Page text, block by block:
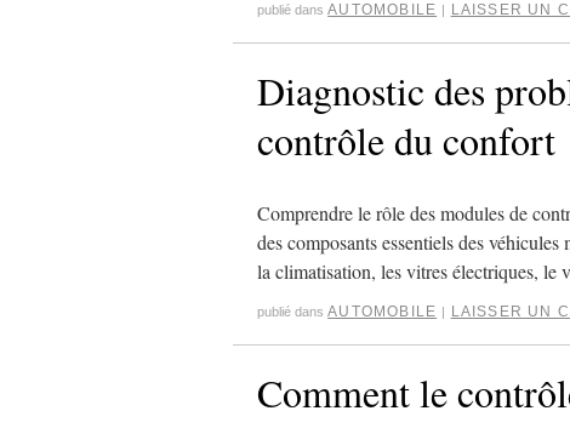
publié dans AUTOMOBILE | LAISSER UN
Diagnostic des
contrôle du confort
Comprendre le rôle des modules de
des composants essentiels des
la climatisation, les vitres électriques, le
publié dans AUTOMOBILE | LAISSER UN
Comment le